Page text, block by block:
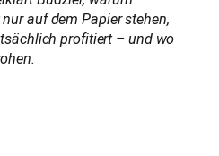
auf dem Papier stehen,
profitiert – und wo